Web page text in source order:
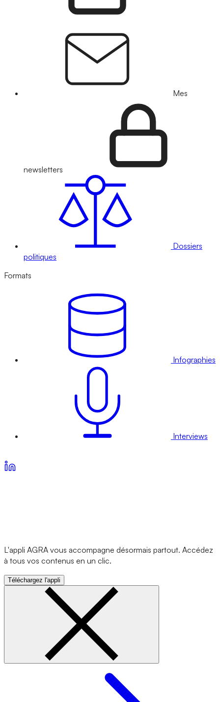
Mes
newsletters
Dossiers
politiques
Formats
Infographies
Interviews
L'appli AGRA vous accompagne désormais partout. Accédez
à tous vos contenus en un clic.
Téléchargez l'appli